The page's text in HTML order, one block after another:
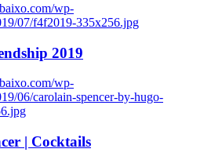
wp-
07/f4f2019-335x256.jpg
2019
wp-
06/carolain-spencer-by-hugo-
| Cocktails